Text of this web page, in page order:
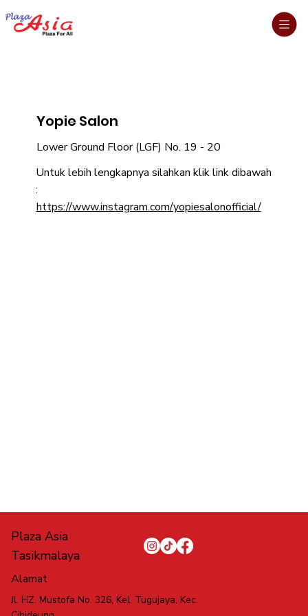
Yopie Salon
Lower Ground Floor (LGF) No. 19 - 20
Untuk lebih lengkapnya silahkan klik link dibawah
:
https://www.instagram.com/yopiesalonofficial/
Jl. HZ. Mustofa No. 326, Kel. Tugujaya, Kec.
Alamat
Plaza Asia
Tasikmalaya